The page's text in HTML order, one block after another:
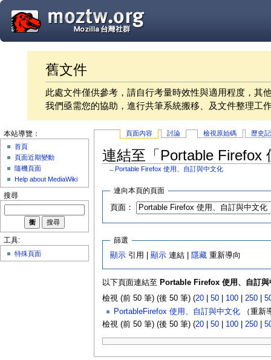
舊文件
此處文件僅供參考，請自行考量時效性與適用程度，其
我們亟需您的協助，進行共筆系統搬移、及文件整理工
頁面內容 討論 檢視原始碼 歷史
連結至「Portable Firefox
← Portable Firefox 使用、自訂與中文化
連向本頁的頁面
頁面：
篩選
顯示 引用 |顯示 連結 | 隱藏 重新導向
以下頁面連結至 Portable Firefox 使用、自訂與
檢視 (前 50 筆) (後 50 筆) (20| 50| 100| 250|
PortableFirefox 使用、自訂與中文化（重新
檢視 (前 50 筆) (後 50 筆) (20| 50| 100| 250|
本站導覽：
首頁
頁面近期變動
隨機頁面
Help about MediaWiki
搜尋
工具:
特殊頁面